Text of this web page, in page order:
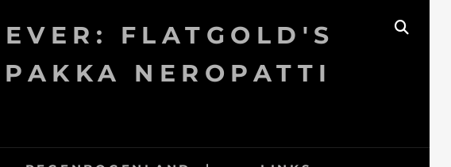
FLATGOLD'S
NEROPATTI